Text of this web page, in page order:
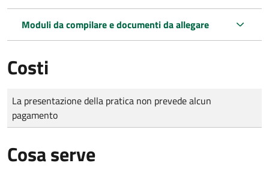
Moduli da compilare e documenti da allegare
Costi
Tipo di pagamento
Importo
La presentazione della pratica non prevede alcun
pagamento
Cosa serve